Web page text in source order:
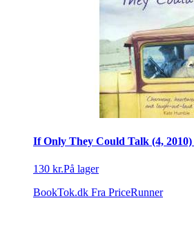
If Only They Could Talk (4,
130 kr.På lager
BookTok.dk Fra PriceRunner